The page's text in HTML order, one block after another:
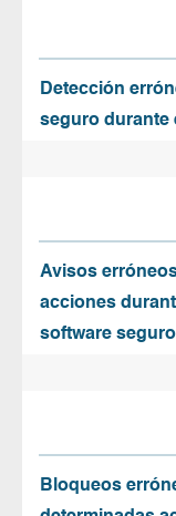
Detección
seguro durante
Avisos
acciones
software seguro
Bloqueos